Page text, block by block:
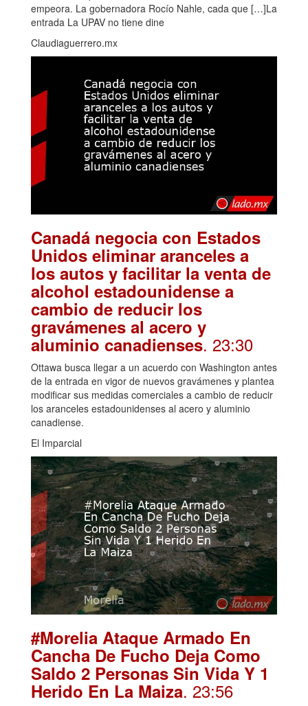
empeora. La gobernadora Rocío Nahle, cada que […]La
entrada La UPAV no tiene dine
Claudiaguerrero.mx
Canadá negocia con Estados
Unidos eliminar aranceles a
los autos y facilitar la venta de
alcohol estadounidense a
cambio de reducir los
gravámenes al acero y
aluminio canadienses. 23:30
Ottawa busca llegar a un acuerdo con Washington antes
de la entrada en vigor de nuevos gravámenes y plantea
modificar sus medidas comerciales a cambio de reducir
los aranceles estadounidenses al acero y aluminio
canadiense.
El Imparcial
#Morelia Ataque Armado En
Cancha De Fucho Deja Como
Saldo 2 Personas Sin Vida Y 1
Herido En La Maiza. 23:56